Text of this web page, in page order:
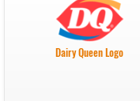
Dairy Queen Logo